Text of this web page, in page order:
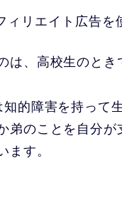
リエイト広告を
は、高校生のとき
的障害を持って
のことを自分が
ます。